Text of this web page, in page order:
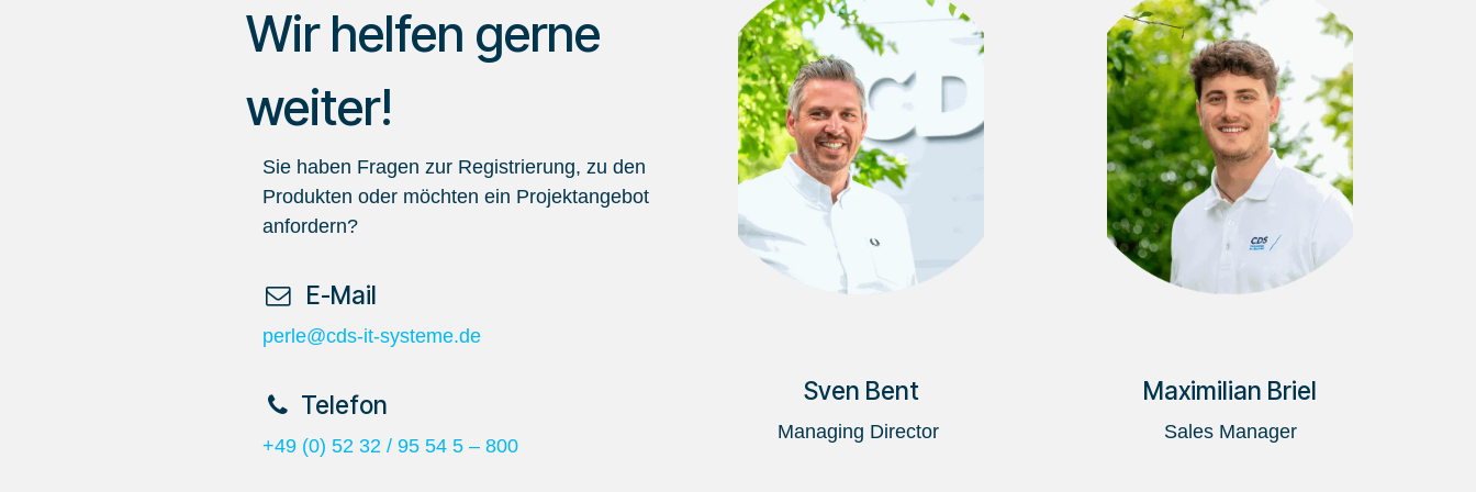
Wir helfen gerne
weiter!
Sie haben Fragen zur Registrierung, zu den
Produkten oder möchten ein Projektangebot
anfordern?
​ E-Mail
perle@cds-it-systeme.de
​Telefon
+49 (0) 52 32 / 95 54 5 – 800
Sven Bent
Managing Director
Maximilian Briel
Sales Manager